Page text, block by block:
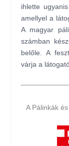
ihlette
amellyel a
A magyar
számban
belőle. A
várja a
A Pálinkák